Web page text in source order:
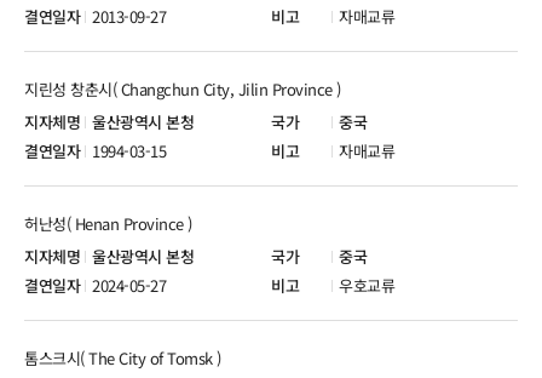
2013-09-27 자매교류
울산광역시 본청 중국
지린성 창춘시( Changchun City, Jilin Province )
1994-03-15 자매교류
울산광역시 본청 중국
허난성( Henan Province )
2024-05-27 우호교류
톰스크시( The City of Tomsk )